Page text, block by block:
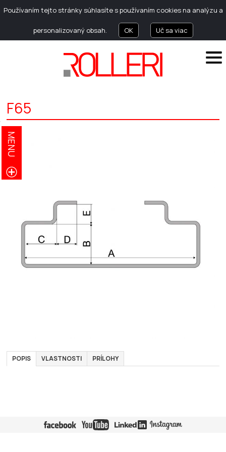
Používaním tejto stránky súhlasíte s používaním cookies na analýzu a
personalizovaný obsah. OK Uč sa viac
F65
POPIS VLASTNOSTI PRÍLOHY
MENU